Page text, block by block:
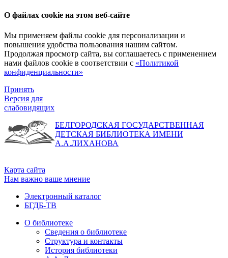
О файлах cookie на этом веб-сайте
Мы применяем файлы cookie для персонализации и
повышения удобства пользования нашим сайтом.
Продолжая просмотр сайта, вы соглашаетесь с применением
нами файлов cookie в соответствии с «Политикой
конфиденциальности»
Принять
Версия для
слабовидящих
БЕЛГОРОДСКАЯ ГОСУДАРСТВЕННАЯ
ДЕТСКАЯ БИБЛИОТЕКА ИМЕНИ
А.А.ЛИХАНОВА
Карта сайта
Нам важно ваше мнение
Электронный каталог
БГДБ-ТВ
О библиотеке
Сведения о библиотеке
Структура и контакты
История библиотеки